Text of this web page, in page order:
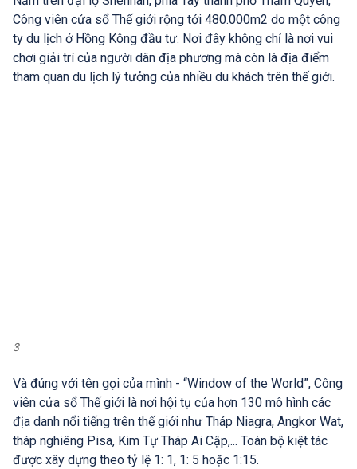
Công viên cửa sổ Thế giới rộng tới 480.000m2 do một công
ty du lịch ở Hồng Kông đầu tư. Nơi đây không chỉ là nơi vui
chơi giải trí của người dân địa phương mà còn là địa điểm
tham quan du lịch lý tưởng của nhiều du khách trên thế giới.
3
Và đúng với tên gọi của mình - “Window of the World”, Công
viên cửa sổ Thế giới là nơi hội tụ của hơn 130 mô hình các
địa danh nổi tiếng trên thế giới như Tháp Niagra, Angkor Wat,
tháp nghiêng Pisa, Kim Tự Tháp Ai Cập,... Toàn bộ kiệt tác
được xây dựng theo tỷ lệ 1: 1, 1: 5 hoặc 1:15.